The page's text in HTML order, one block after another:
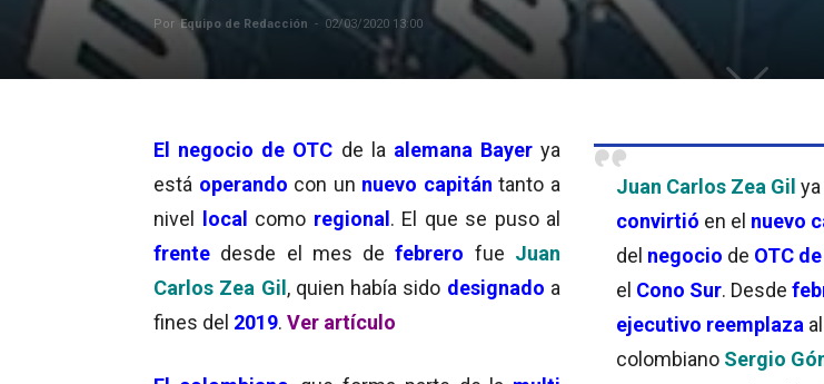
Por Equipo de Redacción - 02/03/2020 13:00
Juan Carlos Zea Gil
convirtió en el nuevo
del negocio de OTC
el Cono Sur. Desde
ejecutivo reemplaza
colombiano Sergio
El negocio de OTC de la alemana Bayerya
está operando con un nuevo capitán tanto a
nivel local como regional. El que se puso al
frente desde el mes defebrero fue Juan
Carlos Zea Gil, quien había sido designado a
fines del 2019. Ver artículo